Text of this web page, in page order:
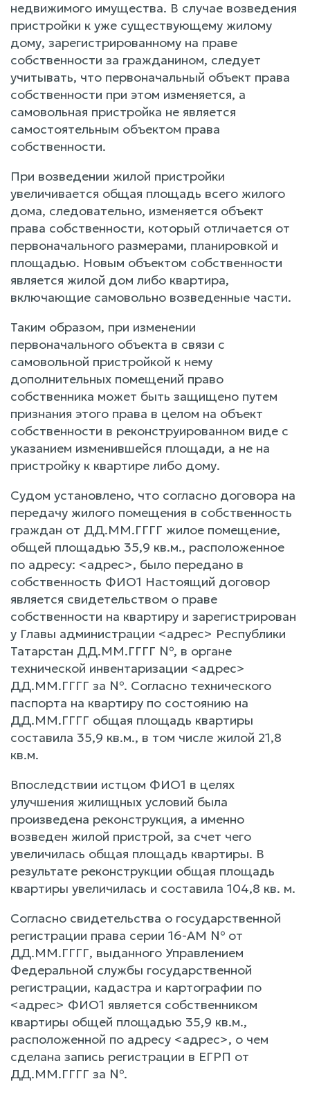
недвижимого имущества. В случае возведения
пристройки к уже существующему жилому
дому, зарегистрированному на праве
собственности за гражданином, следует
учитывать, что первоначальный объект права
собственности при этом изменяется, а
самовольная пристройка не является
самостоятельным объектом права
собственности.
При возведении жилой пристройки
увеличивается общая площадь всего жилого
дома, следовательно, изменяется объект
права собственности, который отличается от
первоначального размерами, планировкой и
площадью. Новым объектом собственности
является жилой дом либо квартира,
включающие самовольно возведенные части.
Таким образом, при изменении
первоначального объекта в связи с
самовольной пристройкой к нему
дополнительных помещений право
собственника может быть защищено путем
признания этого права в целом на объект
собственности в реконструированном виде с
указанием изменившейся площади, а не на
пристройку к квартире либо дому.
Судом установлено, что согласно договора на
передачу жилого помещения в собственность
граждан от ДД.ММ.ГГГГ жилое помещение,
общей площадью 35,9 кв.м., расположенное
по адресу: <адрес>, было передано в
собственность ФИО1 Настоящий договор
является свидетельством о праве
собственности на квартиру и зарегистрирован
у Главы администрации <адрес> Республики
Татарстан ДД.ММ.ГГГГ №, в органе
технической инвентаризации <адрес>
ДД.ММ.ГГГГ за №. Согласно технического
паспорта на квартиру по состоянию на
ДД.ММ.ГГГГ общая площадь квартиры
составила 35,9 кв.м., в том числе жилой 21,8
кв.м.
Впоследствии истцом ФИО1 в целях
улучшения жилищных условий была
произведена реконструкция, а именно
возведен жилой пристрой, за счет чего
увеличилась общая площадь квартиры. В
результате реконструкции общая площадь
квартиры увеличилась и составила 104,8 кв. м.
Согласно свидетельства о государственной
регистрации права серии 16-АМ № от
ДД.ММ.ГГГГ, выданного Управлением
Федеральной службы государственной
регистрации, кадастра и картографии по
<адрес> ФИО1 является собственником
квартиры общей площадью 35,9 кв.м.,
расположенной по адресу <адрес>, о чем
сделана запись регистрации в ЕГРП от
ДД.ММ.ГГГГ за №.